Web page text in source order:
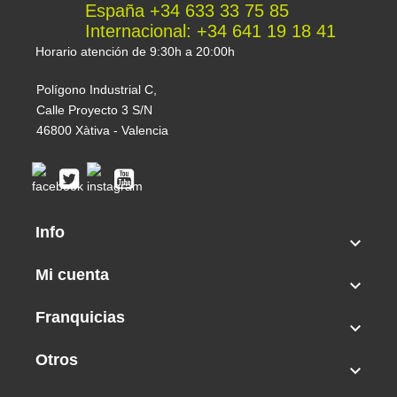
si reside en el extranjero a
international@cogolandia.comy estaremos
encantados de asesorarle.
España +34 633 33 75 85
Internacional: +34 641 19 18 41
Horario atención de 9:30h a 20:00h
Polígono Industrial C,
Calle Proyecto 3 S/N
46800 Xàtiva - Valencia
Info

Mi cuenta

Franquicias

Otros
